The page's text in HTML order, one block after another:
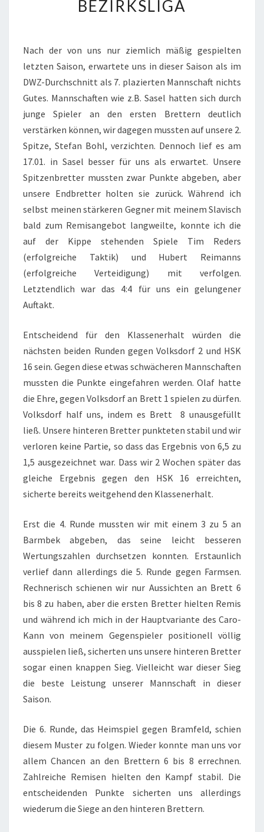
2017
BEZIRKSLIGA
Nach der von uns nur ziemlich mäßig gespielten
letzten Saison, erwartete uns in dieser Saison als im
DWZ-Durchschnitt als 7. plazierten Mannschaft nichts
Gutes. Mannschaften wie z.B. Sasel hatten sich durch
junge Spieler an den ersten Brettern deutlich
verstärken können, wir dagegen mussten auf unsere 2.
Spitze, Stefan Bohl, verzichten. Dennoch lief es am
17.01. in Sasel besser für uns als erwartet. Unsere
Spitzenbretter mussten zwar Punkte abgeben, aber
unsere Endbretter holten sie zurück. Während ich
selbst meinen stärkeren Gegner mit meinem Slavisch
bald zum Remisangebot langweilte, konnte ich die
auf der Kippe stehenden Spiele Tim Reders
(erfolgreiche Taktik) und Hubert Reimanns
(erfolgreiche Verteidigung) mit verfolgen.
Letztendlich war das 4:4 für uns ein gelungener
Auftakt.
Entscheidend für den Klassenerhalt würden die
nächsten beiden Runden gegen Volksdorf 2 und HSK
16 sein. Gegen diese etwas schwächeren Mannschaften
mussten die Punkte eingefahren werden. Olaf hatte
die Ehre, gegen Volksdorf an Brett 1 spielen zu dürfen.
Volksdorf half uns, indem es Brett 8 unausgefüllt
ließ. Unsere hinteren Bretter punkteten stabil und wir
verloren keine Partie, so dass das Ergebnis von 6,5 zu
1,5 ausgezeichnet war. Dass wir 2 Wochen später das
gleiche Ergebnis gegen den HSK 16 erreichten,
sicherte bereits weitgehend den Klassenerhalt.
Erst die 4. Runde mussten wir mit einem 3 zu 5 an
Barmbek abgeben, das seine leicht besseren
Wertungszahlen durchsetzen konnten. Erstaunlich
verlief dann allerdings die 5. Runde gegen Farmsen.
Rechnerisch schienen wir nur Aussichten an Brett 6
bis 8 zu haben, aber die ersten Bretter hielten Remis
und während ich mich in der Hauptvariante des Caro-
Kann von meinem Gegenspieler positionell völlig
ausspielen ließ, sicherten uns unsere hinteren Bretter
sogar einen knappen Sieg. Vielleicht war dieser Sieg
die beste Leistung unserer Mannschaft in dieser
Saison.
Die 6. Runde, das Heimspiel gegen Bramfeld, schien
diesem Muster zu folgen. Wieder konnte man uns vor
allem Chancen an den Brettern 6 bis 8 errechnen.
Zahlreiche Remisen hielten den Kampf stabil. Die
entscheidenden Punkte sicherten uns allerdings
wiederum die Siege an den hinteren Brettern.